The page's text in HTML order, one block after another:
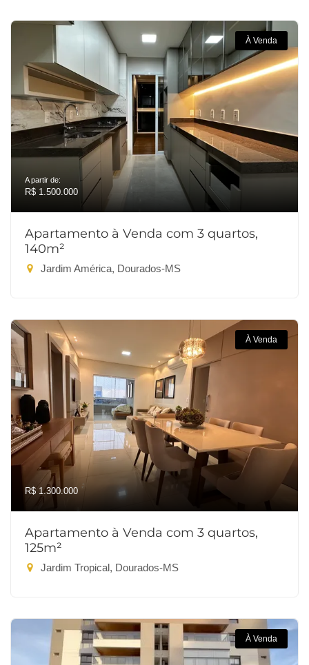
À Venda
A partir de:
R$ 1.500.000
Apartamento à Venda com 3 quartos,
140m²
Jardim América, Dourados-MS
À Venda
R$ 1.300.000
Apartamento à Venda com 3 quartos,
125m²
Jardim Tropical, Dourados-MS
À Venda